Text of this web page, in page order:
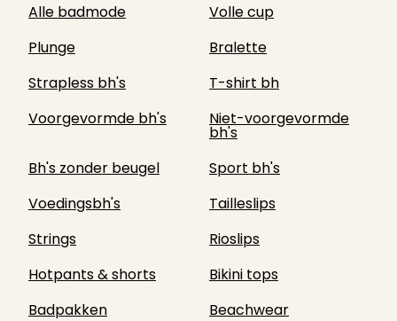
Alle badmode
Volle cup
Plunge
Bralette
Strapless bh's
T-shirt bh
Voorgevormde bh's
Niet-voorgevormde
bh's
Bh's zonder beugel
Sport bh's
Voedingsbh's
Tailleslips
Strings
Rioslips
Hotpants & shorts
Bikini tops
Badpakken
Beachwear